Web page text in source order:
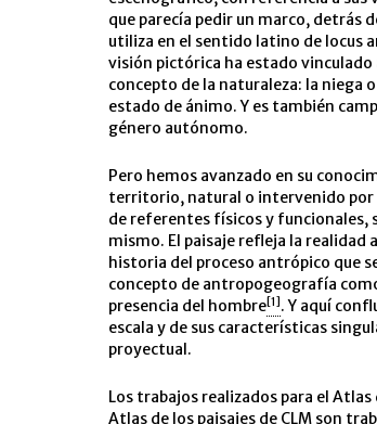
que parecía pedir un marco, detrás
utiliza en el sentido latino de locus
visión pictórica ha estado
concepto de la naturaleza: la niega
estado de ánimo. Y es también
género autónomo.
Pero hemos avanzado en su
territorio, natural o intervenido por
de referentes físicos y funcionales,
mismo. El paisaje refleja la realidad
historia del proceso antrópico que
concepto de antropogeografía
presencia del hombre[1]. Y aquí
escala y de sus características
proyectual.
Los trabajos realizados para el Atlas
Atlas de los paisajes de CLM son